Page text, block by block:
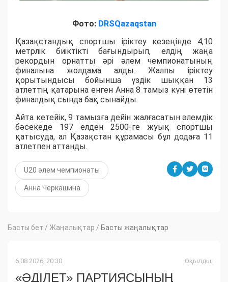
Фото: DRSQazaqstan
Қазақстандық спортшы іріктеу кезеңінде 4,10
метрлік биіктікті бағындырып, елдің жаңа
рекордын орнатты әрі әлем чемпионатының
финалына жолдама алды. Жалпы іріктеу
қорытындысы бойынша үздік шыққан 13
атлеттің қатарына енген Анна 8 тамыз күні өтетін
финалдық сында бақ сынайды.
Айта кетейік, 9 тамызға дейін жалғасатын әлемдік
бәсекеде 197 елден 2500-ге жуық спортшы
қатысуда, ал Қазақстан құрамасы бұл додаға 11
атлетпен аттанды.
U20 әлем чемпионаты
Анна Черкашина
Басты бет / Жаңалықтар / Басты жаңалықтар
6.08.2026, 20:30 Оқылды:
«ӘДІЛЕТ» ПАРТИЯСЫНЫҢ